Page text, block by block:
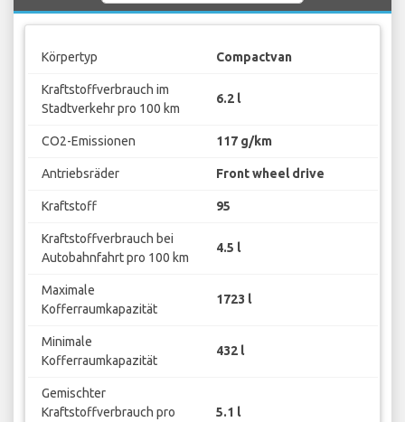
Körpertyp Compactvan
Kraftstoffverbrauch im
Stadtverkehr pro 100 km
6.2 l
CO2-Emissionen 117 g/km
Antriebsräder Front wheel drive
Kraftstoff 95
Kraftstoffverbrauch bei
Autobahnfahrt pro 100 km
4.5 l
Maximale
Kofferraumkapazität
1723 l
Minimale
Kofferraumkapazität
432 l
Gemischter
Kraftstoffverbrauch pro
5.1 l